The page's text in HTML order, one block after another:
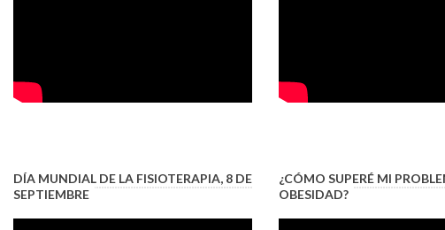
DÍA MUNDIAL DE LA FISIOTERAPIA, 8 DE
SEPTIEMBRE
¿CÓMO SUPERÉ MI
OBESIDAD?